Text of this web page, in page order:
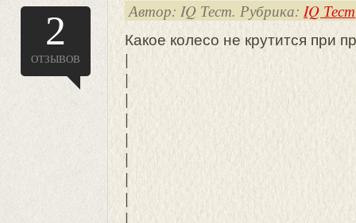
2
ОТЗЫВОВ
Автор: IQ Тест. Рубрика: IQ Тест
Какое колесо не крутится при
|
|
|
|
|
|
|
|
|